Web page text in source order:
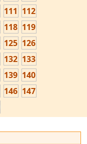
111 112
118 119
125 126
132 133
139 140
146 147